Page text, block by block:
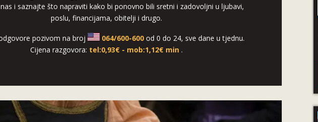
i saznajte što napraviti kako bi ponovno bili sretni i zadovoljni u ljubavi,
poslu, financijama, obitelji i drugo.
pozivom na broj 064/600-600 od 0 do 24, sve dane u tjednu.
Cijena razgovora: tel:0,93€ - mob:1,12€ min .